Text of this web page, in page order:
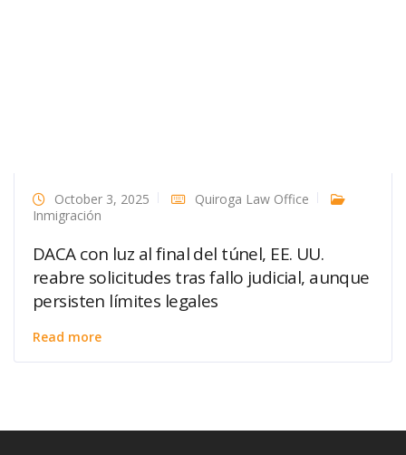
October 3, 2025
Quiroga Law Office
Inmigración
DACA con luz al final del túnel, EE. UU.
reabre solicitudes tras fallo judicial, aunque
persisten límites legales
Read more